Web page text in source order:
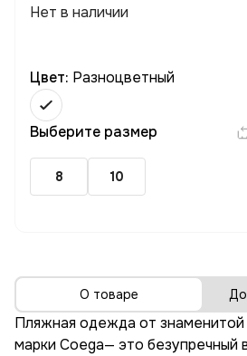
Нет в наличии
Цвет: Разноцветный
Выберите размер
8 10
О товаре
Пляжная одежда от знаменитой
марки Coega— это безупречный